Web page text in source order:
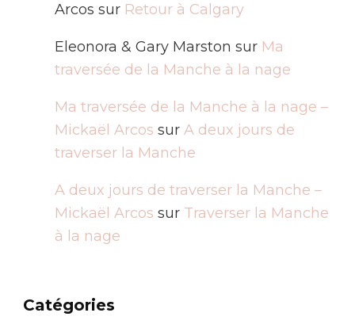
Arcos sur Retour à Calgary
Eleonora & Gary Marston sur Ma
traversée de la Manche à la nage
Ma traversée de la Manche à la nage –
Mickaël Arcos sur A deux jours de
traverser la Manche
A deux jours de traverser la Manche –
Mickaël Arcos sur Traverser la Manche
à la nage
Catégories